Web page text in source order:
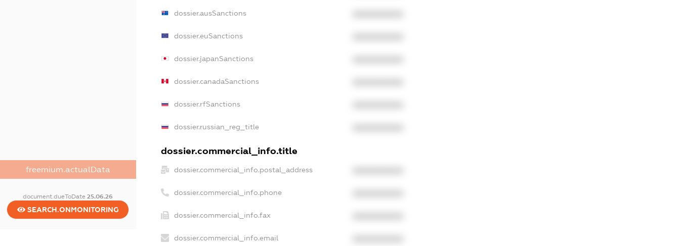
freemium.actualData
document.dueToDate25.06.26
SEARCH.ONMONITORING
dossier.ausSanctions
dossier.euSanctions
dossier.japanSanctions
dossier.canadaSanctions
dossier.rfSanctions
dossier.russian_reg_title
dossier.commercial_info.title
dossier.commercial_info.postal_address
dossier.commercial_info.phone
dossier.commercial_info.fax
dossier.commercial_info.email